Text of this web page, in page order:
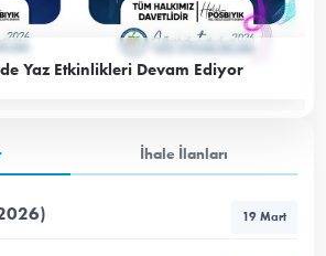
Yaz Etkinlikleri Devam Ediyor
İhale İlanları
19 Mart